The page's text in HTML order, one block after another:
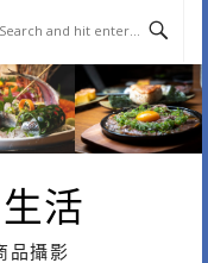
活
品攝影